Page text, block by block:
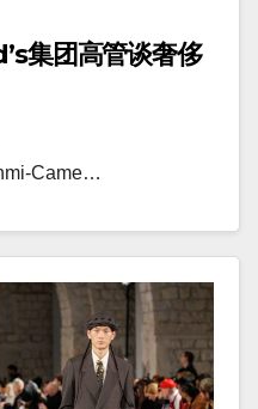
集团高管谈奢侈
Came…